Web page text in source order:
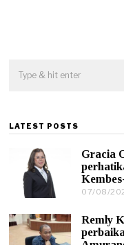
LATEST POSTS
Gracia
07/08/
Remly